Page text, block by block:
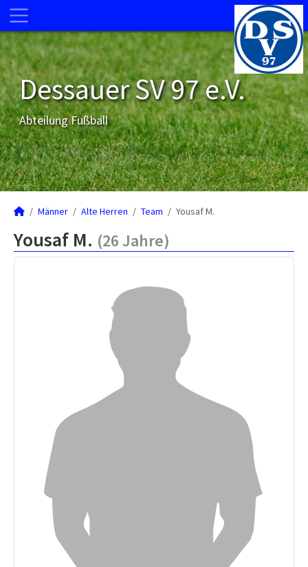
Dessauer SV 97 e.V.
Abteilung Fußball
Männer Alte Herren Team Yousaf M.
Yousaf M. (26 Jahre)